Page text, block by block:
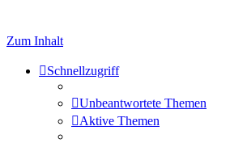
Zum Inhalt
Schnellzugriff
Unbeantwortete Themen
Aktive Themen